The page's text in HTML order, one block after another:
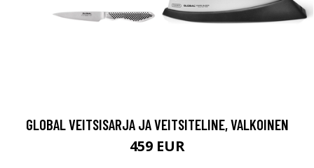
GLOBAL VEITSISARJA JA VEITSITELINE, VALKOINEN
459 EUR